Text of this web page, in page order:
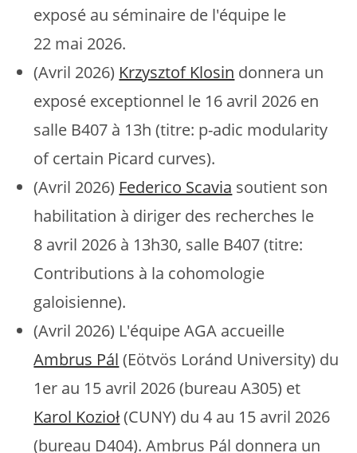
exposé au séminaire de l'équipe le
22 mai 2026.
(Avril 2026) Krzysztof Klosin donnera un
exposé exceptionnel le 16 avril 2026 en
salle B407 à 13h (titre: p-adic modularity
of certain Picard curves).
(Avril 2026) Federico Scavia soutient son
habilitation à diriger des recherches le
8 avril 2026 à 13h30, salle B407 (titre:
Contributions à la cohomologie
galoisienne).
(Avril 2026) L'équipe AGA accueille
Ambrus Pál (Eötvös Loránd University) du
1er au 15 avril 2026 (bureau A305) et
Karol Kozioł(CUNY) du 4 au 15 avril 2026
(bureau D404). Ambrus Pál donnera un